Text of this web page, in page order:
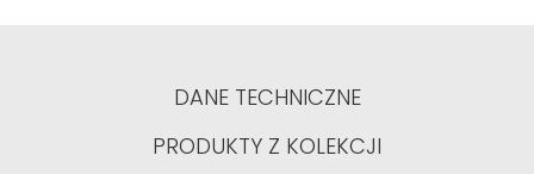
DANE TECHNICZNE
PRODUKTY Z KOLEKCJI